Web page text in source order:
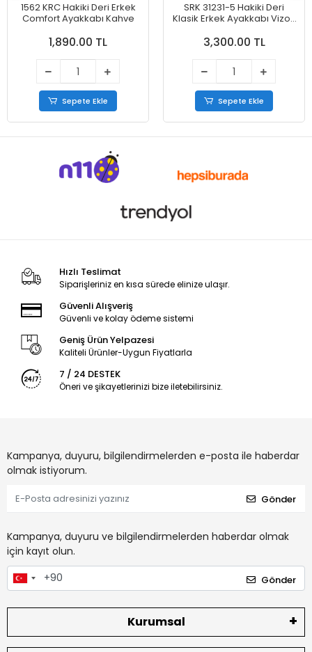
1562 KRC Hakiki Deri Erkek
Comfort Ayakkabı Kahve
1,890.00 TL
Sepete Ekle
SRK 31231-5 Hakiki Deri
Klasik Erkek Ayakkabı Vizon
3,300.00 TL
Sepete Ekle
Hızlı Teslimat
Siparişleriniz en kısa sürede elinize ulaşır.
Güvenli Alışveriş
Güvenli ve kolay ödeme sistemi
Geniş Ürün Yelpazesi
Kaliteli Ürünler-Uygun Fiyatlarla
7 / 24 DESTEK
Öneri ve şikayetlerinizi bize iletebilirsiniz.
Kampanya, duyuru, bilgilendirmelerden e-posta ile haberdar
olmak istiyorum.
Gönder
Kampanya, duyuru ve bilgilendirmelerden haberdar olmak
için kayıt olun.
Gönder
Kurumsal